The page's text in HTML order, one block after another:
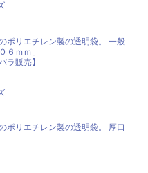
ポリエチレン製の透明袋。 一般
６ｍｍ」
ラ販売】
ポリエチレン製の透明袋。 厚口